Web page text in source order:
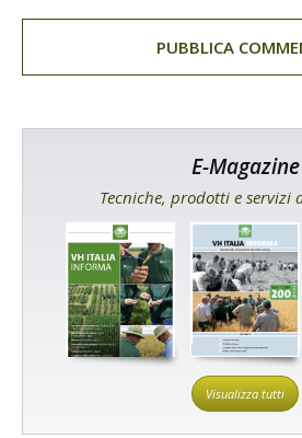
E-Magazine
Tecniche, prodotti e servizi
Visualizza tutti